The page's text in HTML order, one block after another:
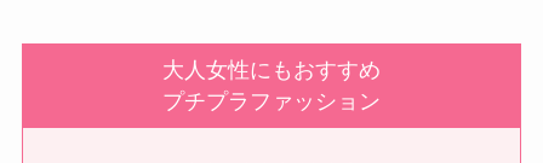
大人女性にもおすすめ
プチプラファッション